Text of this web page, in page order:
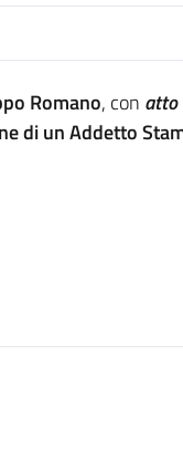
Romano, con atto
di un Addetto